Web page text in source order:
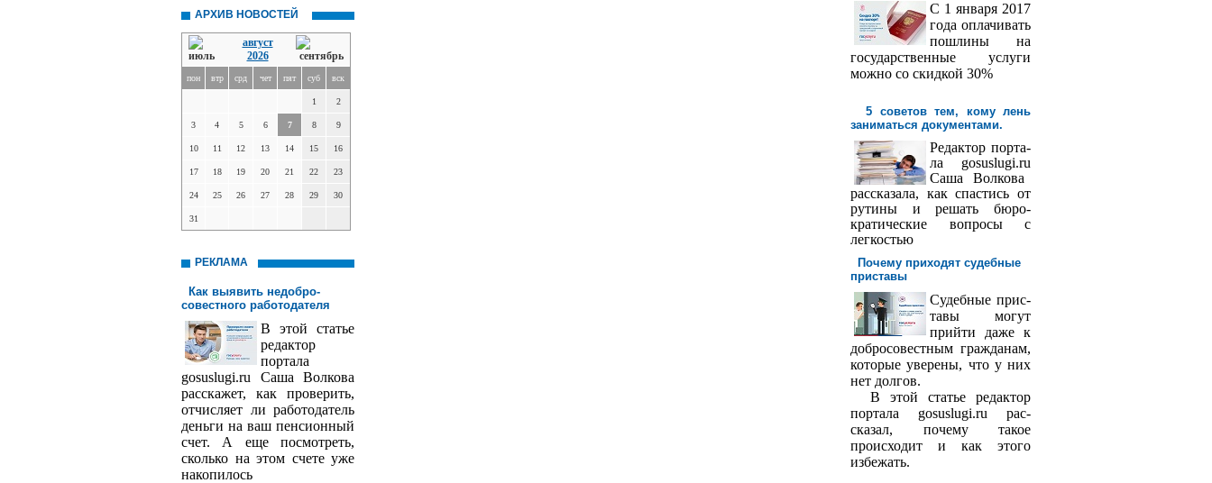
АРХИВ НОВОСТЕЙ
август
2026
пон втр срд чет пят суб вск
1 2
3 4 5 6 7 8 9
10 11 12 13 14 15 16
17 18 19 20 21 22 23
24 25 26 27 28 29 30
31
РЕКЛАМА
Как выявить недобро­
совестного работодателя
В этой статье
редактор
порта­ла
gosuslugi.ru Саша Волкова
расскажет, как проверить,
отчисляет ли работодатель
деньги на ваш пенсионный
счет. А еще посмотреть,
сколько на этом счете уже
накопилось
С 1 января 2017
года оплачивать
пошлины на
государственные услуги
можно со скидкой 30%
5 советов тем, кому лень
заниматься документами.
Редактор порта­
ла gosuslugi.ru
Саша Волкова
рассказала, как спастись от
рутины и решать бюро­
кратические вопросы с
легкостью
Почему приходят судебные
приставы
Судебные прис­
тавы могут
прийти даже к
добросовестным гражданам,
которые уверены, что у них
нет долгов.
В этой статье редактор
портала gosuslugi.ru рас­
сказал, почему такое
происходит и как этого
избежать.